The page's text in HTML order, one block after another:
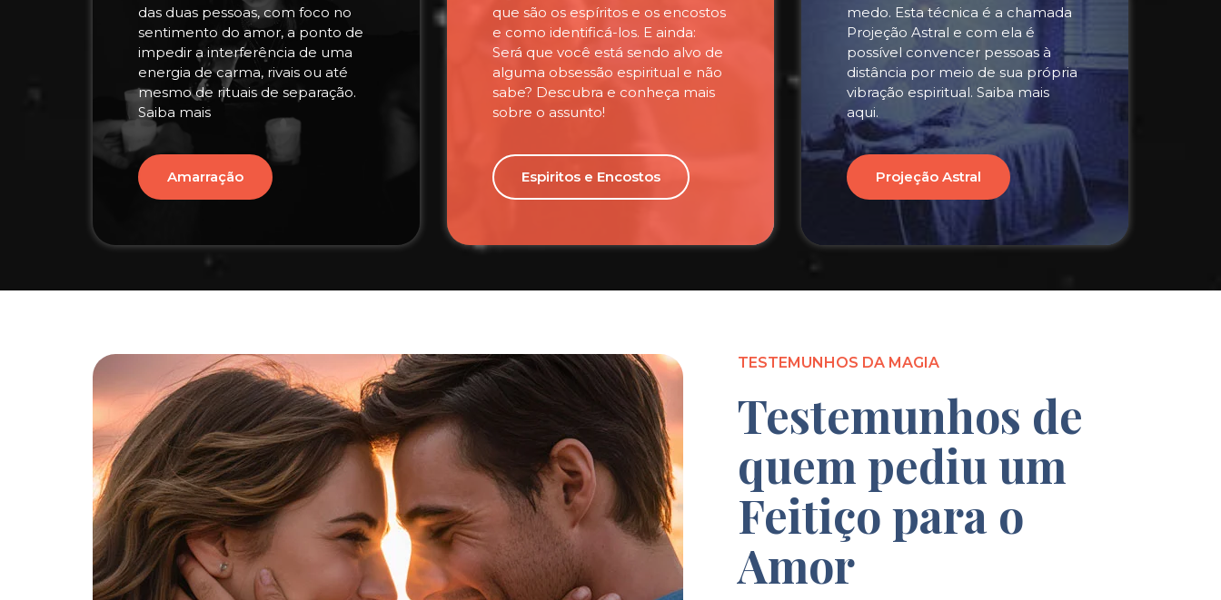
das duas pessoas, com foco no
sentimento do amor, a ponto de
impedir a interferência de uma
energia de carma, rivais ou até
mesmo de rituais de separação.
Saiba mais
Amarração
que são os espíritos e os encostos
e como identificá-los. E ainda:
Será que você está sendo alvo de
alguma obsessão espiritual e não
sabe? Descubra e conheça mais
sobre o assunto!
Espiritos e Encostos
medo. Esta técnica é a chamada
Projeção Astral e com ela é
possível convencer pessoas à
distância por meio de sua própria
vibração espiritual. Saiba mais
aqui.
Projeção Astral
TESTEMUNHOS DA MAGIA
Testemunhos de
quem pediu um
Feitiço para o
Amor